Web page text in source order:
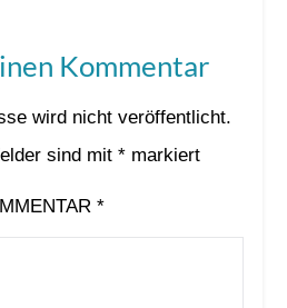
Kommentar
wird nicht veröffentlicht.
sind mit *markiert
*